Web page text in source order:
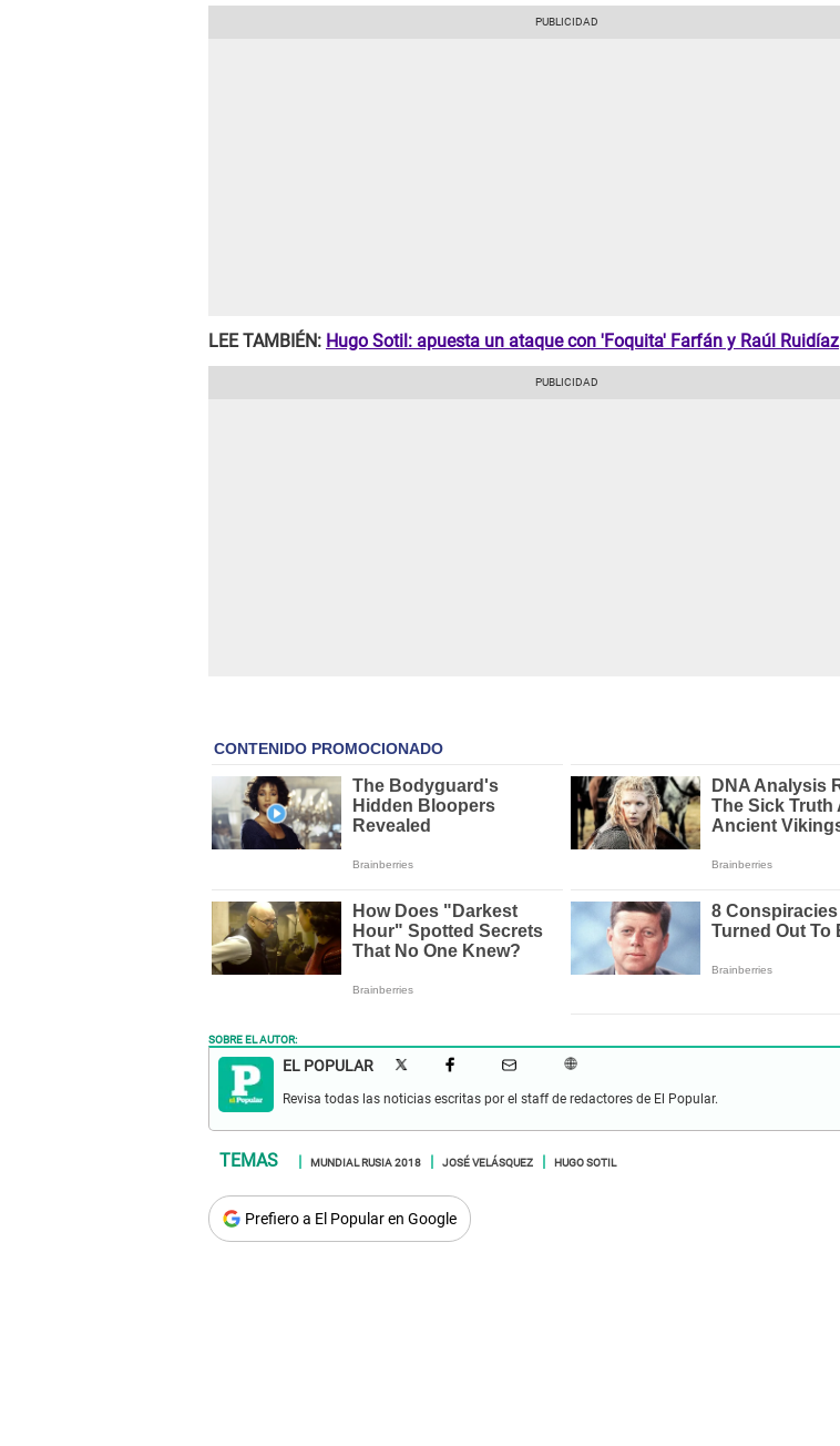
LEE TAMBIÉN: Hugo Sotil: apuesta un ataque con 'Foquita' Farfán y Raúl Ruidíaz
SOBRE EL AUTOR:
EL POPULAR
Revisa todas las noticias escritas por el staff de redactores de El Popular.
MUNDIAL RUSIA 2018 JOSÉ VELÁSQUEZ HUGO SOTIL
Prefiero a El Popular en Google